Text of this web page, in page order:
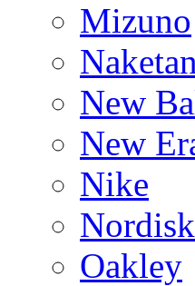
Mizuno
New
New
Nike
Nordisk
Oakley